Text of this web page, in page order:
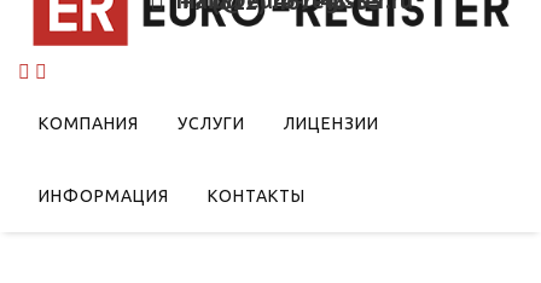
КОМПАНИЯ УСЛУГИ ЛИЦЕНЗИИ
ИНФОРМАЦИЯ КОНТАКТЫ